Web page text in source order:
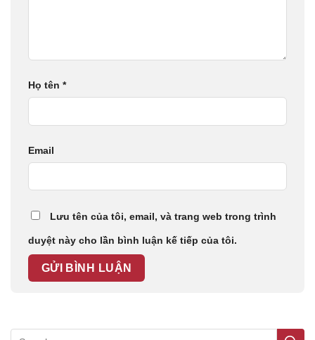
Họ tên *
Email
Lưu tên của tôi, email, và trang web trong trình
duyệt này cho lần bình luận kế tiếp của tôi.